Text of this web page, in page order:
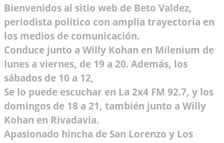
Bienvenidos al sitio web de Beto Valdez,
periodista político con amplia trayectoria en
los medios de comunicación.
Conduce junto a Willy Kohan en Milenium de
lunes a viernes, de 19 a 20. Además, los
sábados de 10 a 12,
Se lo puede escuchar en La 2x4 FM 92.7, y los
domingos de 18 a 21, también junto a Willy
Kohan en Rivadavia.
Apasionado hincha de San Lorenzo y Los